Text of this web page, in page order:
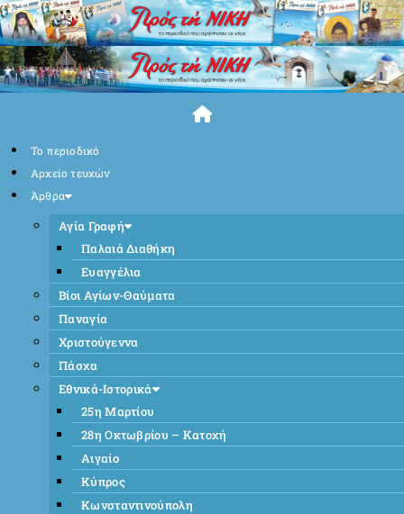
Skip
to
content
Το περιοδικό
Αρχείο τευχών
Άρθρα
Αγία Γραφή
Παλαιά Διαθήκη
Ευαγγέλια
Βίοι Αγίων-Θαύματα
Παναγία
Χριστούγεννα
Πάσχα
Εθνικά-Ιστορικά
25η Μαρτίου
28η Οκτωβρίου – Κατοχή
Αιγαίο
Κύπρος
Κωνσταντινούπολη